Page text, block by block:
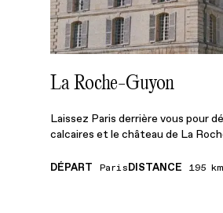
La Roche-Guyon
Laissez Paris derrière vous pour
calcaires et le château de La
DÉPART Paris DISTANCE 195 km